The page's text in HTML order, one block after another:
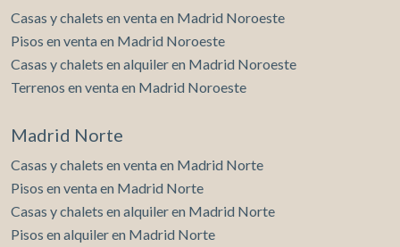
Casas y chalets en venta en Madrid Noroeste
Pisos en venta en Madrid Noroeste
Casas y chalets en alquiler en Madrid Noroeste
Terrenos en venta en Madrid Noroeste
Madrid Norte
Casas y chalets en venta en Madrid Norte
Pisos en venta en Madrid Norte
Casas y chalets en alquiler en Madrid Norte
Pisos en alquiler en Madrid Norte